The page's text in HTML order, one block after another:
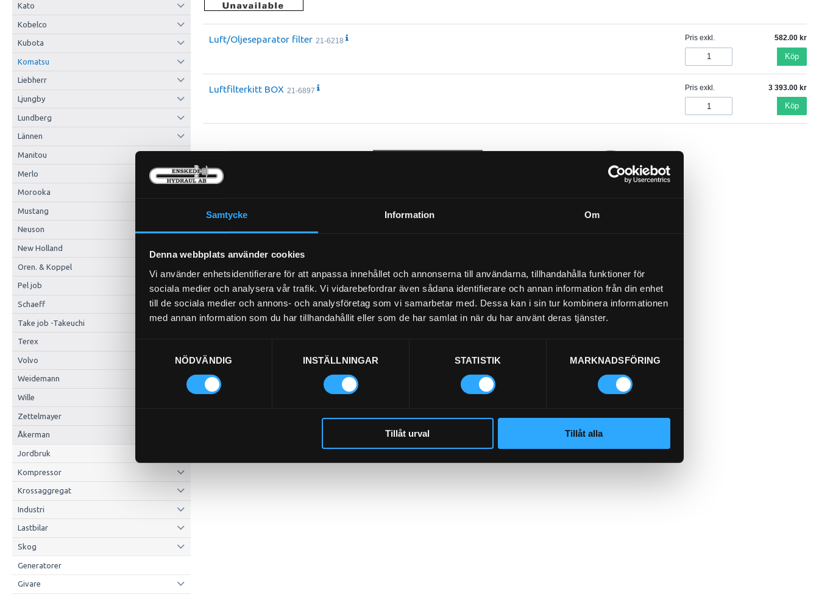
Samtycke Information Om
Denna webbplats använder cookies
Vi använder enhetsidentifierare för att anpassa innehållet och annonserna till användarna, tillhandahålla funktioner för
sociala medier och analysera vår trafik. Vi vidarebefordrar även sådana identifierare och annan information från din enhet
till de sociala medier och annons- och analysföretag som vi samarbetar med. Dessa kan i sin tur kombinera informationen
med annan information som du har tillhandahållit eller som de har samlat in när du har använt deras tjänster.
NÖDVÄNDIG
INSTÄLLNINGAR STATISTIK MARKNADSFÖRING
Tillåt urval Tillåt alla
Kato
Kobelco
Kubota
Komatsu
Liebherr
Ljungby
Lundberg
Lännen
Manitou
Merlo
Morooka
Mustang
Neuson
New Holland
Oren. & Koppel
Pel job
Schaeff
Take job -Takeuchi
Terex
Volvo
Weidemann
Wille
Zettelmayer
Åkerman
Jordbruk
Kompressor
Krossaggregat
Industri
Lastbilar
Skog
Generatorer
Givare
Luft/Oljeseparator filter 21-6218 Pris exkl. 582.00
Köp
Luftfilterkitt BOX 21-6897 Pris exkl. 3 393.00
Köp
PU11-6
Pris exkl. 18.90
Bränslefilter Cav
Pris exkl. 68.00 Pris exkl. 299.00
Köp